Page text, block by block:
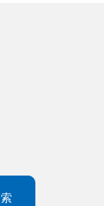
検索